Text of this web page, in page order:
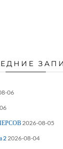
06
2026-08-05
22026-08-04